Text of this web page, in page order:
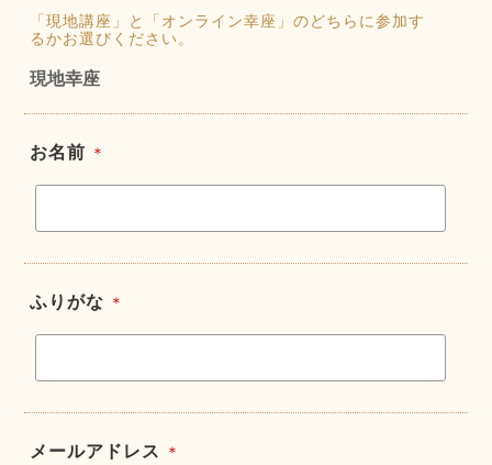
「現地講座」と「オンライン幸座」のどちらに参加す
るかお選びください。
現地幸座
お名前 ＊
ふりがな ＊
メールアドレス ＊